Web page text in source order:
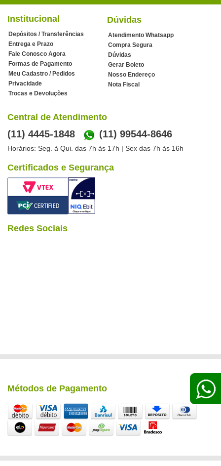
Institucional
Depósitos / Transferências
Entrega e Prazo
Fale Conosco Agora
Formas de Pagamento
Meu Cadastro / Pedidos
Privacidade
Trocas e Devoluções
Dúvidas
Atendimento Whatsapp
Compra Segura
Dúvidas
Gerar Boleto
Nosso Endereço
Nota Fiscal
Central de Atendimento
(11) 4445-1848 (11) 99544-8646
Horários: Seg. à Qui. das 7h às 17h | Sex das 7h às 16h
Certificados e Segurança
Redes Sociais
Métodos de Pagamento